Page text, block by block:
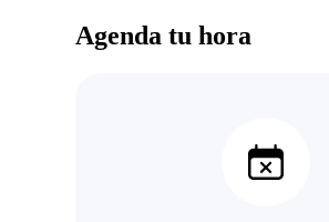
Agenda tu hora